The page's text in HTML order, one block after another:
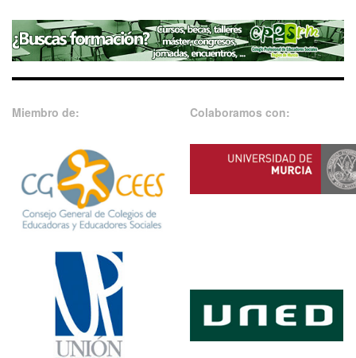
Miembro de: Colaboramos con: